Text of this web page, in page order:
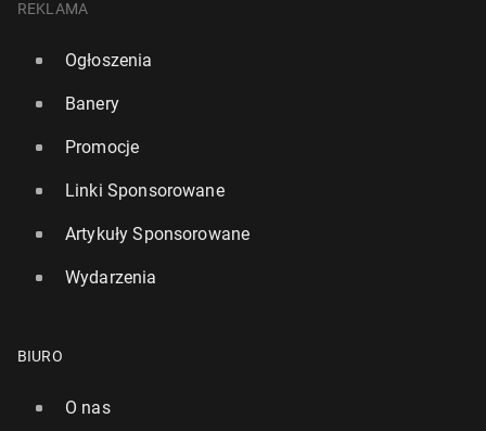
REKLAMA
Ogłoszenia
Banery
Promocje
Linki Sponsorowane
Artykuły Sponsorowane
Wydarzenia
BIURO
O nas